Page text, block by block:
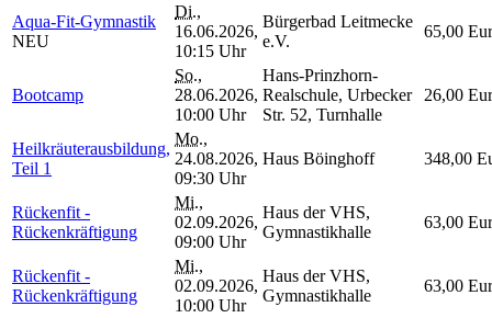
Aqua-Fit-Gymnastik
NEU
Di.,
16.06.2026,
10:15 Uhr
Bürgerbad Leitmecke
e.V.
65,00
Bootcamp
So.,
28.06.2026,
10:00 Uhr
Hans-Prinzhorn-
Realschule, Urbecker
Str. 52, Turnhalle
26,00
Heilkräuterausbildung,
Teil 1
Mo.,
24.08.2026,
09:30 Uhr
Haus Böinghoff 348,00
Rückenfit -
Rückenkräftigung
Mi.,
02.09.2026,
09:00 Uhr
Haus der VHS,
Gymnastikhalle
63,00
Rückenfit -
Rückenkräftigung
Mi.,
02.09.2026,
10:00 Uhr
Haus der VHS,
Gymnastikhalle
63,00